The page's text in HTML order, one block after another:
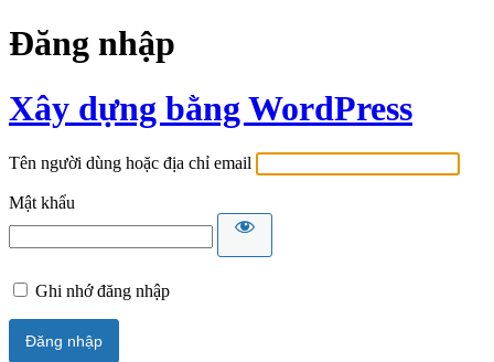
Đăng nhập
Xây dựng bằng WordPress
Tên người dùng hoặc địa chỉ email
Mật khẩu
Ghi nhớ đăng nhập